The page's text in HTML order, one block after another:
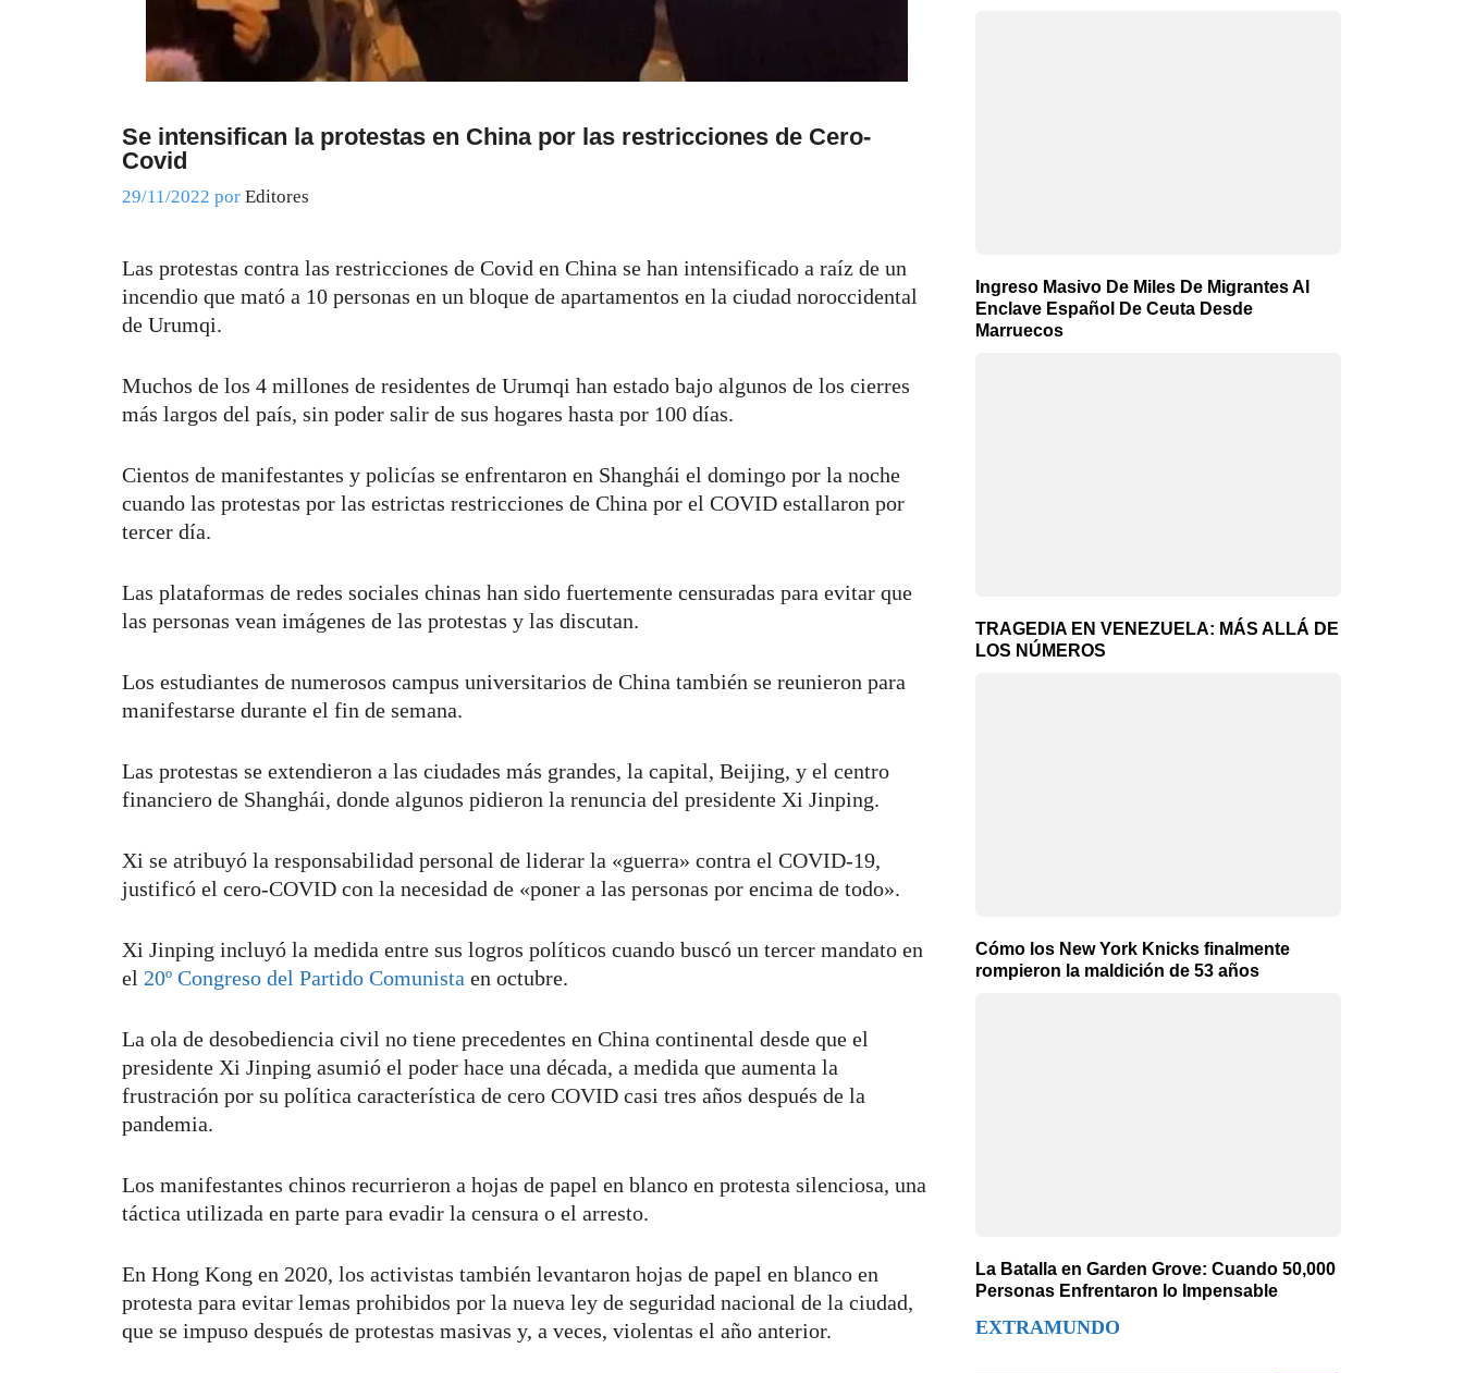
Se intensifican la protestas en China por las restricciones de Cero-
Covid
29/11/2022 por Editores
Las protestas contra las restricciones de Covid en China se han intensificado a raíz de un
incendio que mató a 10 personas en un bloque de apartamentos en la ciudad noroccidental
de Urumqi.
Muchos de los 4 millones de residentes de Urumqi han estado bajo algunos de los cierres
más largos del país, sin poder salir de sus hogares hasta por 100 días.
Cientos de manifestantes y policías se enfrentaron en Shanghái el domingo por la noche
cuando las protestas por las estrictas restricciones de China por el COVID estallaron por
tercer día.
Las plataformas de redes sociales chinas han sido fuertemente censuradas para evitar que
las personas vean imágenes de las protestas y las discutan.
Los estudiantes de numerosos campus universitarios de China también se reunieron para
manifestarse durante el fin de semana.
Las protestas se extendieron a las ciudades más grandes, la capital, Beijing, y el centro
financiero de Shanghái, donde algunos pidieron la renuncia del presidente Xi Jinping.
Xi se atribuyó la responsabilidad personal de liderar la «guerra» contra el COVID-19,
justificó el cero-COVID con la necesidad de «poner a las personas por encima de todo».
Xi Jinping incluyó la medida entre sus logros políticos cuando buscó un tercer mandato en
el 20º Congreso del Partido Comunista en octubre.
La ola de desobediencia civil no tiene precedentes en China continental desde que el
presidente Xi Jinping asumió el poder hace una década, a medida que aumenta la
frustración por su política característica de cero COVID casi tres años después de la
pandemia.
Los manifestantes chinos recurrieron a hojas de papel en blanco en protesta silenciosa, una
táctica utilizada en parte para evadir la censura o el arresto.
En Hong Kong en 2020, los activistas también levantaron hojas de papel en blanco en
protesta para evitar lemas prohibidos por la nueva ley de seguridad nacional de la ciudad,
que se impuso después de protestas masivas y, a veces, violentas el año anterior.
Ingreso Masivo De Miles De Migrantes Al
Enclave Español De Ceuta Desde
Marruecos
TRAGEDIA EN VENEZUELA: MÁS ALLÁ DE
LOS NÚMEROS
Cómo los New York Knicks finalmente
rompieron la maldición de 53 años
La Batalla en Garden Grove: Cuando 50,000
Personas Enfrentaron lo Impensable
EXTRAMUNDO